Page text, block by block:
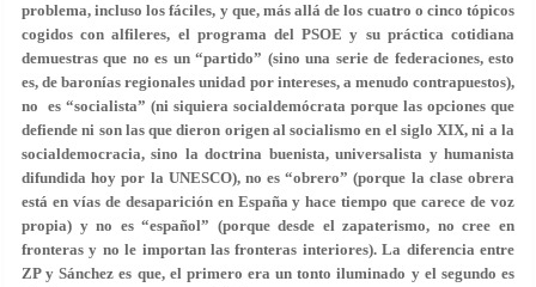
problema, incluso los fáciles, y que, más allá de los cuatro o cinco tópicos
cogidos con alfileres, el programa del PSOE y su práctica cotidiana
demuestras que no es un “partido” (sino una serie de federaciones, esto
es, de baronías regionales unidad por intereses, a menudo contrapuestos),
no es “socialista” (ni siquiera socialdemócrata porque las opciones que
defiende ni son las que dieron origen al socialismo en el siglo XIX, ni a la
socialdemocracia, sino la doctrina buenista, universalista y humanista
difundida hoy por la UNESCO), no es “obrero” (porque la clase obrera
está en vías de desaparición en España y hace tiempo que carece de voz
propia) y no es “español” (porque desde el zapaterismo, no cree en
fronteras y no le importan las fronteras interiores).La diferencia entre
ZP y Sánchez es que, el primero era un tonto iluminado y el segundo es